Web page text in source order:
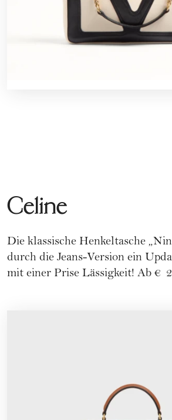
Celine
Die klassische Henkeltasche
durch die Jeans-Version ein
mit einer Prise Lässigkeit! Ab €